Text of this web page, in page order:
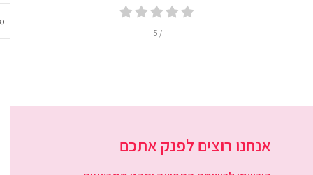
/ 5.
אנחנו רוצים לפנק אתכם